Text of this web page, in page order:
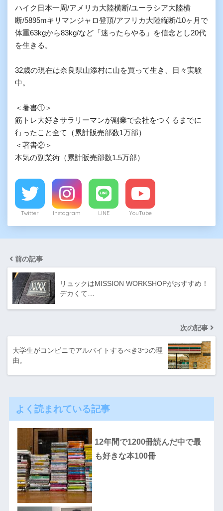
ハイク日本一周/アメリカ大陸横断/ユーラシア大陸横
断/5895mキリマンジャロ登頂/アフリカ大陸縦断/10ヶ月で
体重63kgから83kg/など「迷ったらやる」を信念とし20代
を生きる。
32歳の現在は奈良県山添村に山を買って生き、日々実験
中。
＜著書①＞
筋トレ大好きサラリーマンが副業で会社をつくるまでに
行ったこと全て（累計販売部数1万部）
＜著書②＞
本気の副業術（累計販売部数1.5万部）
Twitter Instagram LINE YouTube
前の記事
リュックはMISSION WORKSHOPがおすすめ！
デカくて…
次の記事
大学生がコンビニでアルバイトするべき3つの理
由。
よく読まれている記事
12年間で1200冊読んだ中で最
も好きな本100冊